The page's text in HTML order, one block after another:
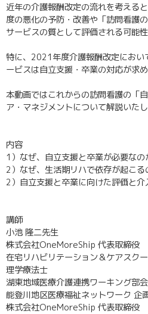
近年の介護報酬改定の流れを考える
度の悪化の予防・改善や「訪問看護
サービスの質として評価される可能
特に、2021年度介護報酬改定におい
ービスは自立支援・卒業の対応が求
本動画ではこれからの訪問看護の「
ア・マネジメントについて解説いたし
内容
1）なぜ、自立支援と卒業が必要なの
2）なぜ、生活期リハで依存が起こる
2）自立支援と卒業に向けた評価と介
講師
小池 隆二先生
株式会社OneMoreShip 代表取締役
在宅リハビリテーション＆ケアスク
理学療法士
湖東地域医療介護連携ワーキング部
能登川地区医療福祉ネットワーク 企
株式会社OneMoreShip 代表取締役